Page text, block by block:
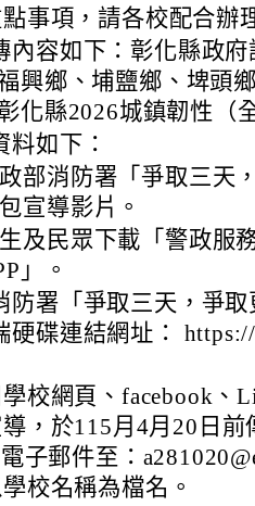
事項，請各校配合辦
內容如下：彰化縣政
興鄉、埔鹽鄉、埤頭
化縣2026城鎮韌性（
料如下：
部消防署「爭取三天
宣導影片。
及民眾下載「警政服
」。
防署「爭取三天，爭
硬碟連結網址：
校網頁、facebook、
，於115月4月20日
子郵件至：
校名稱為檔名。